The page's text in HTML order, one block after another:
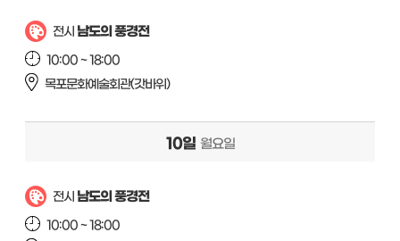
전시 남도의 풍경전
10:00 ~ 18:00
목포문화예술회관(갓바위)
10일 월요일
전시 남도의 풍경전
10:00 ~ 18:00